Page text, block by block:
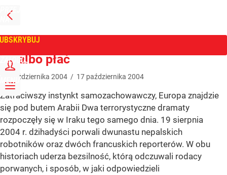
PRZEJDŹ
NA
GŁÓWNĄ
ZALOGUJ
MENU
Tygodnik Wprost
Bij albo płać
października 2004 / 17 października 2004
Zatraciwszy instynkt samozachowawczy, Europa znajdzie
się pod butem Arabii Dwa terrorystyczne dramaty
rozpoczęły się w Iraku tego samego dnia. 19 sierpnia
2004 r. dżihadyści porwali dwunastu nepalskich
robotników oraz dwóch francuskich reporterów. W obu
historiach uderza bezsilność, którą odczuwali rodacy
porwanych, i sposób, w jaki odpowiedzieli